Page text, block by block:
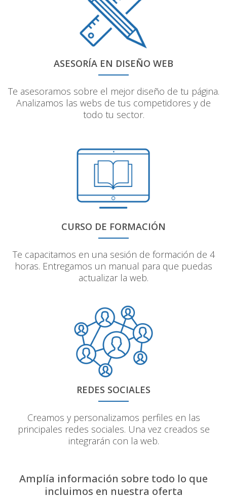
ASESORÍA EN DISEÑO WEB
Te asesoramos sobre el mejor diseño de tu página.
Analizamos las webs de tus competidores y de
todo tu sector.
CURSO DE FORMACIÓN
Te capacitamos en una sesión de formación de 4
horas. Entregamos un manual para que puedas
actualizar la web.
REDES SOCIALES
Creamos y personalizamos perfiles en las
principales redes sociales. Una vez creados se
integrarán con la web.
Amplía información sobre todo lo que
incluimos en nuestra oferta